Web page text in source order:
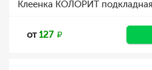
Клеенка КОЛОРИТ
от127